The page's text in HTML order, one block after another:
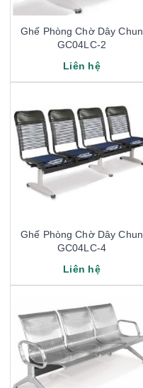
Ghế Phòng Chờ Dây Chun
GC04LC-2
Liên hệ
Ghế Phòng Chờ Dây Chun
GC04LC-4
Liên hệ